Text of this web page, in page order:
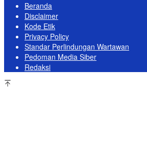
Beranda
Disclaimer
Kode Etik
Privacy Policy
Standar Perlindungan Wartawan
Pedoman Media Siber
Redaksi